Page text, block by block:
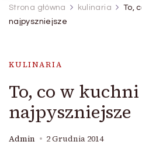
Strona główna kulinaria
To,
najpyszniejsze
KULINARIA
To, co w
najpyszniejsze
Admin 2 Grudnia 2014